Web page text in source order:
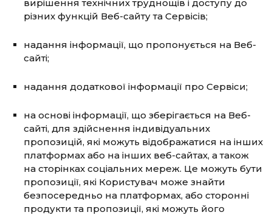
вирішення технічних труднощів і доступу до
різних функцій Веб-сайту та Сервісів;
надання інформації, що пропонується на Веб-
сайті;
надання додаткової інформації про Сервіси;
на основі інформації, що зберігається на Веб-
сайті, для здійснення індивідуальних
пропозицій, які можуть відображатися на інших
платформах або на інших веб-сайтах, а також
на сторінках соціальних мереж. Це можуть бути
пропозиції, які Користувач може знайти
безпосередньо на платформах, або сторонні
продукти та пропозиції, які можуть його